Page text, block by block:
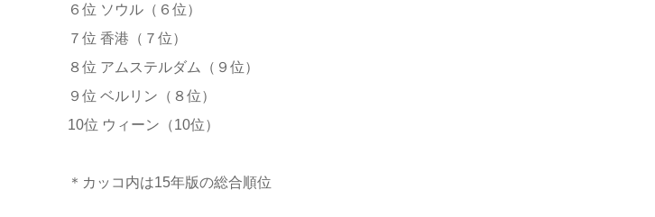
６位 ソウル（６位）
７位 香港（７位）
８位 アムステルダム（９位）
９位 ベルリン（８位）
10位 ウィーン（10位）
＊カッコ内は15年版の総合順位